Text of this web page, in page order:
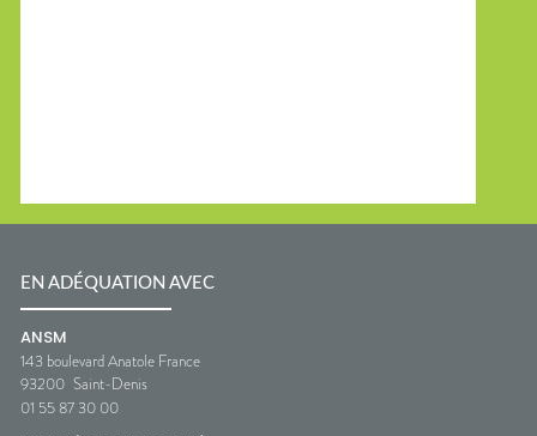
EN ADÉQUATION AVEC
ANSM
143 boulevard Anatole France
93200 Saint-Denis
01 55 87 30 00